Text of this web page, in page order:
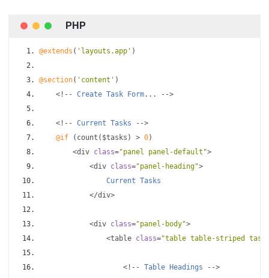
@extends ( 'layouts.app' )
@section( 'content' )
<!-- Create Task Form... -->
<!-- Current Tasks
-->
@if
( count ( $tasks ) > 0)
<div class="panel panel-default">
<div class="panel-heading">
Current Tasks
</div>
<div class="panel-body">
<table class="table table-striped
<!-- Table Headings
-->